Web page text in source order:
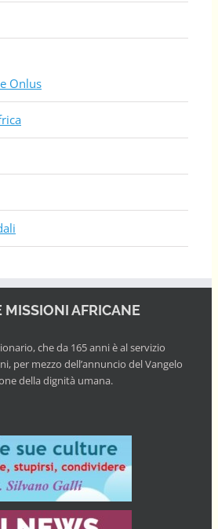
Onlus
MISSIONI AFRICANE
che da 165 anni è al servizio
per mezzo dell’annuncio del Vangelo
della dignità umana.